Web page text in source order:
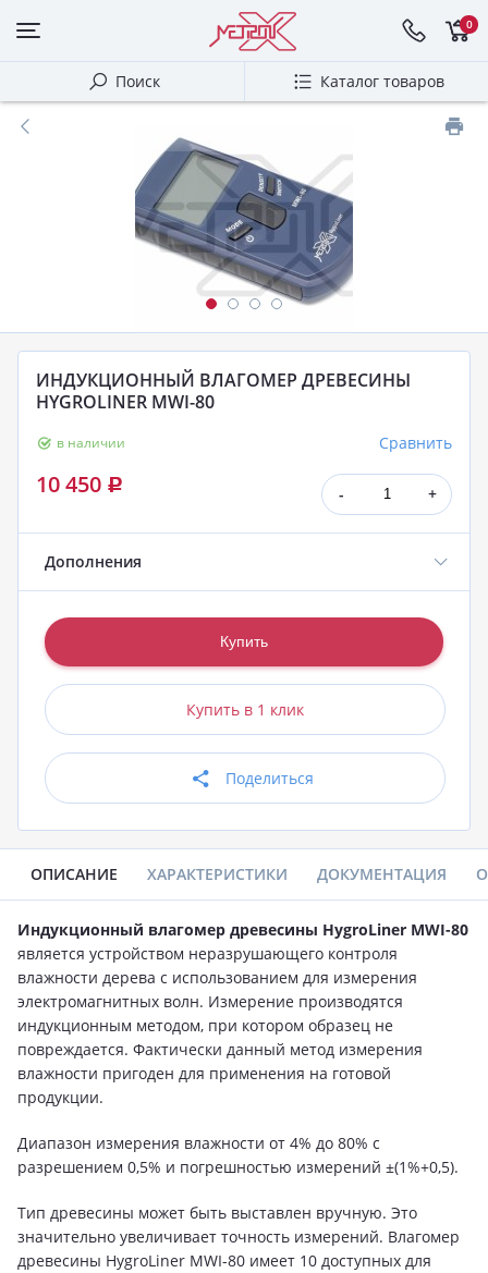
0
Поиск Каталог товаров
ИНДУКЦИОННЫЙ ВЛАГОМЕР ДРЕВЕСИНЫ
HYGROLINER MWI-80
в наличии Сравнить
- +
10 450 Р
Дополнения
Купить в 1 клик
Поделиться
ОПИСАНИЕ ХАРАКТЕРИСТИКИ ДОКУМЕНТАЦИЯ
Индукционный влагомер древесины HygroLiner MWI-80
является устройством неразрушающего контроля
влажности дерева с использованием для измерения
электромагнитных волн. Измерение производятся
индукционным методом, при котором образец не
повреждается. Фактически данный метод измерения
влажности пригоден для применения на готовой
продукции.
Диапазон измерения влажности от 4% до 80% с
разрешением 0,5% и погрешностью измерений ±(1%+0,5).
Тип древесины может быть выставлен вручную. Это
значительно увеличивает точность измерений. Влагомер
древесины HygroLiner MWI-80 имеет 10 доступных для